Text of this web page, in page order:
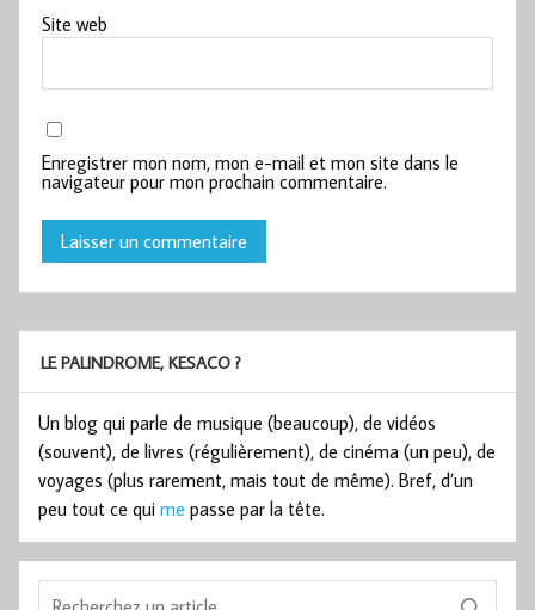
Site web
Enregistrer mon nom, mon e-mail et mon site dans le
navigateur pour mon prochain commentaire.
LE PALINDROME, KESACO ?
Un blog qui parle de musique (beaucoup), de vidéos
(souvent), de livres (régulièrement), de cinéma (un peu), de
voyages (plus rarement, mais tout de même). Bref, d’un
peu tout ce qui me passe par la tête.